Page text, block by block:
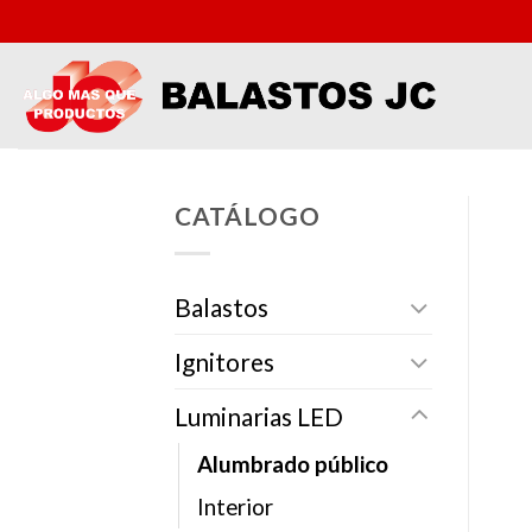
content
CATÁLOGO
Balastos
Ignitores
Luminarias LED
Alumbrado público
Interior